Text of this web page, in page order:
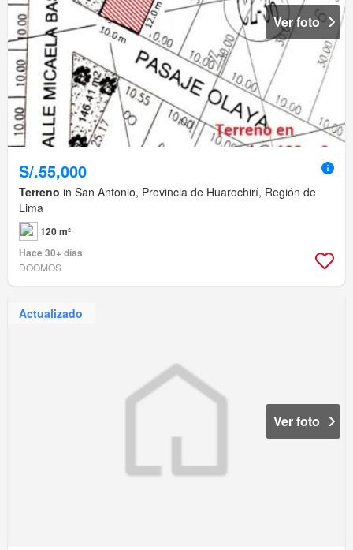
Ver foto
S/.55,000
Terreno in San Antonio, Provincia de Huarochirí, Región de
Lima
120 m²
Hace 30+ días
DOOMOS
Actualizado
Ver foto